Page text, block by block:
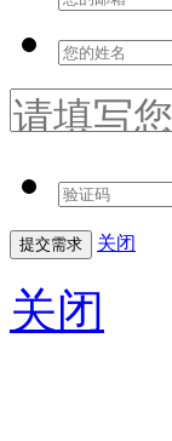
关闭
关闭